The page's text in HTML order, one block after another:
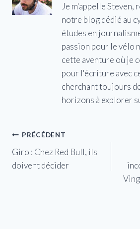
Je m'appelle Steven,
notre blog dédié au
études en
passion pour le vélo
cette aventure où je
pour l'écriture avec
cherchant toujours
horizons à explorer
Navigation
de
PRÉCÉDENT
Giro : Chez Red Bull, ils
doivent décider